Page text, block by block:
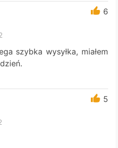
6
szybka wysyłka, miałem
5